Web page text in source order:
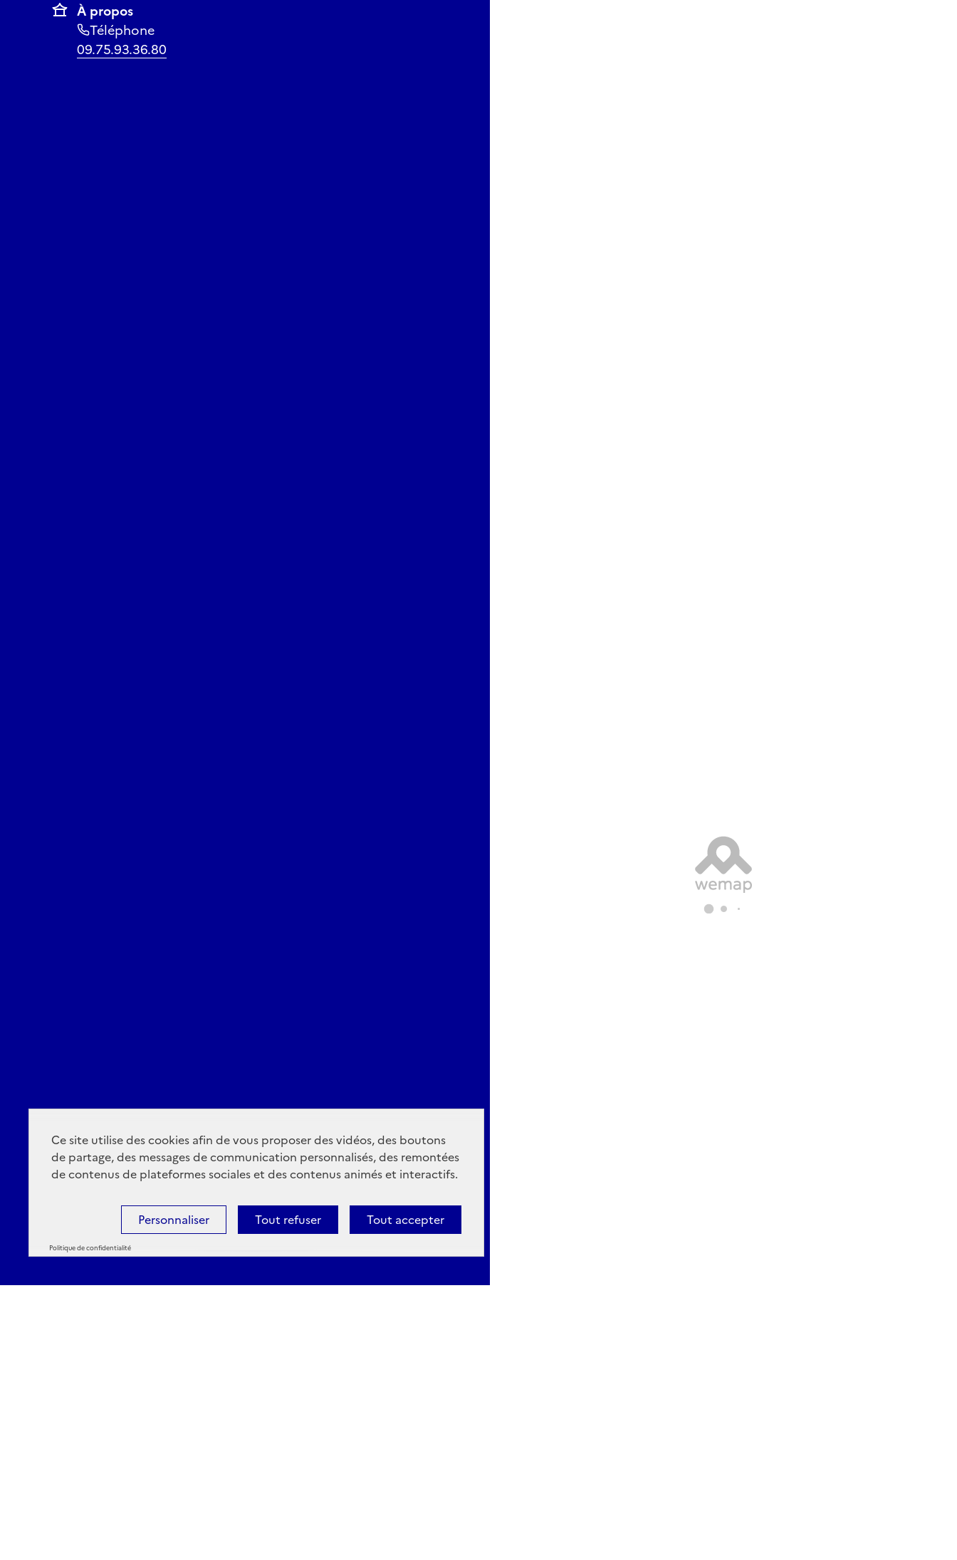
Ce site utilise des cookies afin de vous proposer des vidéos, des boutons
de partage, des messages de communication personnalisés, des remontées
de contenus de plateformes sociales et des contenus animés et interactifs.
Tout accepter
Tout refuser
Personnaliser
Politique de confidentialité
À propos
Téléphone
09.75.93.36.80